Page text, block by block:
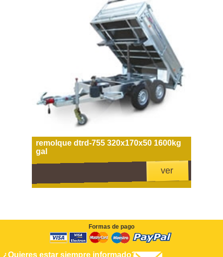
remolque dtrd-755 320x170x50 1600kg
gal
ver
Formas de pago
¿Quieres estar siempre informado?